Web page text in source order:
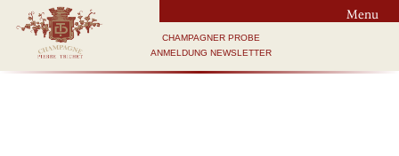
Menu
CHAMPAGNER PROBE
ANMELDUNG NEWSLETTER